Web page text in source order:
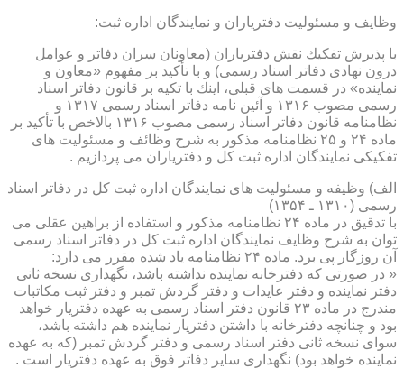
وظایف و مسئولیت دفتریاران و نمایندگان اداره ثبت:
با پذیرش تفكیك نقش دفتریاران (معاونان سران دفاتر و عوامل
درون نهادی دفاتر اسناد رسمی) و با تأكید بر مفهوم «معاون و
نماینده» در قسمت های قبلی، اینك با تكیه بر قانون دفاتر اسناد
رسمی مصوب ۱۳۱۶ و آئین نامه دفاتر اسناد رسمی ۱۳۱۷ و
نظامنامه قانون دفاتر اسناد رسمی مصوب ۱۳۱۶ بالاخص با تأكید بر
ماده ۲۴ و ۲۵ نظامنامه مذكور به شرح وظائف و مسئولیت های
تفكیكی نمایندگان اداره ثبت كل و دفتریاران می پردازیم .
الف) وظیفه و مسئولیت های نمایندگان اداره ثبت كل در دفاتر اسناد
رسمی (۱۳۱۰ ـ ۱۳۵۴)
با تدقیق در ماده ۲۴ نظامنامه مذكور و استفاده از براهین عقلی می
توان به شرح وظایف نمایندگان اداره ثبت كل در دفاتر اسناد رسمی
آن روزگار پی برد. ماده ۲۴ نظامنامه یاد شده مقرر می دارد:
« در صورتی كه دفترخانه نماینده نداشته باشد، نگهداری نسخه ثانی
دفتر نماینده و دفتر عایدات و دفتر گردش تمبر و دفتر ثبت مكاتبات
مندرج در ماده ۲۳ قانون دفتر اسناد رسمی به عهده دفتریار خواهد
بود و چنانچه دفترخانه با داشتن دفتریار نماینده هم داشته باشد،
سوای نسخه ثانی دفتر اسناد رسمی و دفتر گردش تمبر (كه به عهده
نماینده خواهد بود) نگهداری سایر دفاتر فوق به عهده دفتریار است .